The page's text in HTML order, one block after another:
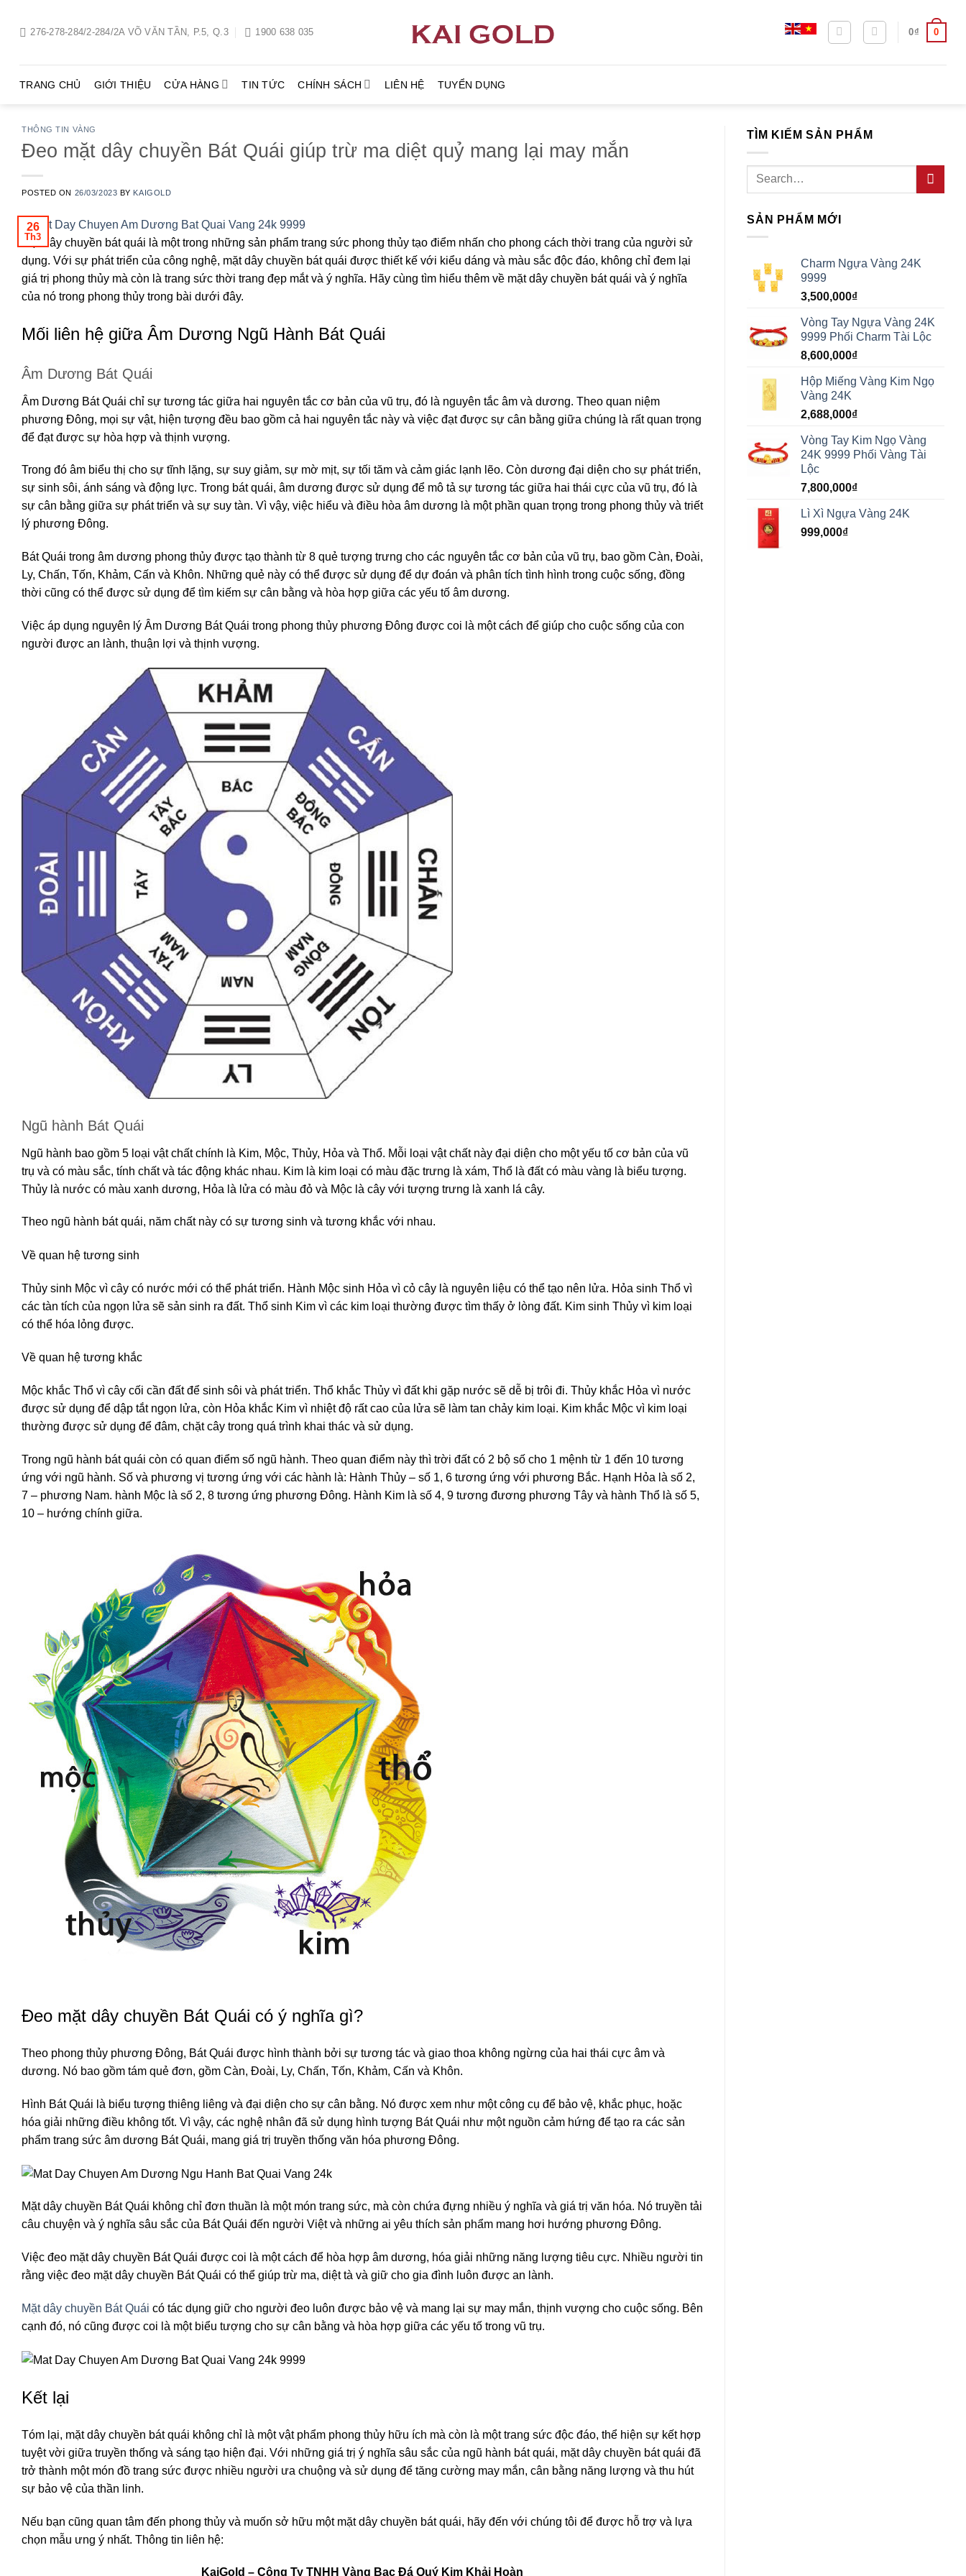
dung
276-278-284/2-284/2A VÕ VĂN TẦN, P.5, Q.3 1900 638 035 0₫ 0
TRANG CHỦ GIỚI THIỆU CỬA HÀNG TIN TỨC CHÍNH SÁCH LIÊN HỆ TUYỂN DỤNG
THÔNG TIN VÀNG
Đeo mặt dây chuyền Bát Quái giúp trừ ma diệt quỷ mang lại may mắn
POSTED ON 26/03/2023 BY KAIGOLD
26
Th3
Mặt dây chuyền bát quái là một trong những sản phẩm trang sức phong thủy tạo điểm nhấn cho phong cách thời trang của người sử
dụng. Với sự phát triển của công nghệ, mặt dây chuyền bát quái được thiết kế với kiểu dáng và màu sắc độc đáo, không chỉ đem lại
giá trị phong thủy mà còn là trang sức thời trang đẹp mắt và ý nghĩa. Hãy cùng tìm hiểu thêm về mặt dây chuyền bát quái và ý nghĩa
của nó trong phong thủy trong bài dưới đây.
Mối liên hệ giữa Âm Dương Ngũ Hành Bát Quái
Âm Dương Bát Quái
Âm Dương Bát Quái chỉ sự tương tác giữa hai nguyên tắc cơ bản của vũ trụ, đó là nguyên tắc âm và dương. Theo quan niệm
phương Đông, mọi sự vật, hiện tượng đều bao gồm cả hai nguyên tắc này và việc đạt được sự cân bằng giữa chúng là rất quan trọng
để đạt được sự hòa hợp và thịnh vượng.
Trong đó âm biểu thị cho sự tĩnh lặng, sự suy giảm, sự mờ mịt, sự tối tăm và cảm giác lạnh lẽo. Còn dương đại diện cho sự phát triển,
sự sinh sôi, ánh sáng và động lực. Trong bát quái, âm dương được sử dụng để mô tả sự tương tác giữa hai thái cực của vũ trụ, đó là
sự cân bằng giữa sự phát triển và sự suy tàn. Vì vậy, việc hiểu và điều hòa âm dương là một phần quan trọng trong phong thủy và triết
lý phương Đông.
Bát Quái trong âm dương phong thủy được tạo thành từ 8 quẻ tượng trưng cho các nguyên tắc cơ bản của vũ trụ, bao gồm Càn, Đoài,
Ly, Chấn, Tốn, Khảm, Cấn và Khôn. Những quẻ này có thể được sử dụng để dự đoán và phân tích tình hình trong cuộc sống, đồng
thời cũng có thể được sử dụng để tìm kiếm sự cân bằng và hòa hợp giữa các yếu tố âm dương.
Việc áp dụng nguyên lý Âm Dương Bát Quái trong phong thủy phương Đông được coi là một cách để giúp cho cuộc sống của con
người được an lành, thuận lợi và thịnh vượng.
Ngũ hành Bát Quái
Ngũ hành bao gồm 5 loại vật chất chính là Kim, Mộc, Thủy, Hỏa và Thổ. Mỗi loại vật chất này đại diện cho một yếu tố cơ bản của vũ
trụ và có màu sắc, tính chất và tác động khác nhau. Kim là kim loại có màu đặc trưng là xám, Thổ là đất có màu vàng là biểu tượng.
Thủy là nước có màu xanh dương, Hỏa là lửa có màu đỏ và Mộc là cây với tượng trưng là xanh lá cây.
Theo ngũ hành bát quái, năm chất này có sự tương sinh và tương khắc với nhau.
Về quan hệ tương sinh
Thủy sinh Mộc vì cây có nước mới có thể phát triển. Hành Mộc sinh Hỏa vì cỏ cây là nguyên liệu có thể tạo nên lửa. Hỏa sinh Thổ vì
các tàn tích của ngọn lửa sẽ sản sinh ra đất. Thổ sinh Kim vì các kim loại thường được tìm thấy ở lòng đất. Kim sinh Thủy vì kim loại
có thể hóa lỏng được.
Về quan hệ tương khắc
Mộc khắc Thổ vì cây cối cần đất để sinh sôi và phát triển. Thổ khắc Thủy vì đất khi gặp nước sẽ dễ bị trôi đi. Thủy khắc Hỏa vì nước
được sử dụng để dập tắt ngọn lửa, còn Hỏa khắc Kim vì nhiệt độ rất cao của lửa sẽ làm tan chảy kim loại. Kim khắc Mộc vì kim loại
thường được sử dụng để đâm, chặt cây trong quá trình khai thác và sử dụng.
Trong ngũ hành bát quái còn có quan điểm số ngũ hành. Theo quan điểm này thì trời đất có 2 bộ số cho 1 mệnh từ 1 đến 10 tương
ứng với ngũ hành. Số và phương vị tương ứng với các hành là: Hành Thủy – số 1, 6 tương ứng với phương Bắc. Hạnh Hỏa là số 2,
7 – phương Nam. hành Mộc là số 2, 8 tương ứng phương Đông. Hành Kim là số 4, 9 tương đương phương Tây và hành Thổ là số 5,
10 – hướng chính giữa.
Đeo mặt dây chuyền Bát Quái có ý nghĩa gì?
Theo phong thủy phương Đông, Bát Quái được hình thành bởi sự tương tác và giao thoa không ngừng của hai thái cực âm và
dương. Nó bao gồm tám quẻ đơn, gồm Càn, Đoài, Ly, Chấn, Tốn, Khảm, Cấn và Khôn.
Hình Bát Quái là biểu tượng thiêng liêng và đại diện cho sự cân bằng. Nó được xem như một công cụ để bảo vệ, khắc phục, hoặc
hóa giải những điều không tốt. Vì vậy, các nghệ nhân đã sử dụng hình tượng Bát Quái như một nguồn cảm hứng để tạo ra các sản
phẩm trang sức âm dương Bát Quái, mang giá trị truyền thống văn hóa phương Đông.
Mặt dây chuyền Bát Quái không chỉ đơn thuần là một món trang sức, mà còn chứa đựng nhiều ý nghĩa và giá trị văn hóa. Nó truyền tải
câu chuyện và ý nghĩa sâu sắc của Bát Quái đến người Việt và những ai yêu thích sản phẩm mang hơi hướng phương Đông.
Việc đeo mặt dây chuyền Bát Quái được coi là một cách để hòa hợp âm dương, hóa giải những năng lượng tiêu cực. Nhiều người tin
rằng việc đeo mặt dây chuyền Bát Quái có thể giúp trừ ma, diệt tà và giữ cho gia đình luôn được an lành.
Mặt dây chuyền Bát Quái có tác dụng giữ cho người đeo luôn được bảo vệ và mang lại sự may mắn, thịnh vượng cho cuộc sống. Bên
cạnh đó, nó cũng được coi là một biểu tượng cho sự cân bằng và hòa hợp giữa các yếu tố trong vũ trụ.
Kết lại
Tóm lại, mặt dây chuyền bát quái không chỉ là một vật phẩm phong thủy hữu ích mà còn là một trang sức độc đáo, thể hiện sự kết hợp
tuyệt vời giữa truyền thống và sáng tạo hiện đại. Với những giá trị ý nghĩa sâu sắc của ngũ hành bát quái, mặt dây chuyền bát quái đã
trở thành một món đồ trang sức được nhiều người ưa chuộng và sử dụng để tăng cường may mắn, cân bằng năng lượng và thu hút
sự bảo vệ của thần linh.
Nếu bạn cũng quan tâm đến phong thủy và muốn sở hữu một mặt dây chuyền bát quái, hãy đến với chúng tôi để được hỗ trợ và lựa
chọn mẫu ưng ý nhất. Thông tin liên hệ:
KaiGold – Công Ty TNHH Vàng Bạc Đá Quý Kim Khải Hoàn
TÌM KIẾM SẢN PHẨM
Search
SẢN PHẨM MỚI
Charm Ngựa Vàng 24K
9999
3,500,000₫
Vòng Tay Ngựa Vàng 24K
9999 Phối Charm Tài Lộc
8,600,000₫
Hộp Miếng Vàng Kim Ngọ
Vàng 24K
2,688,000₫
Vòng Tay Kim Ngọ Vàng
24K 9999 Phối Vàng Tài
Lộc
7,800,000₫
Lì Xì Ngựa Vàng 24K
999,000₫